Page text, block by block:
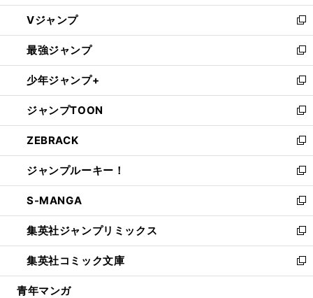
ウ
ィ
ン
ド
ウ
で
開
く
し
い
ウ
ィ
ン
ド
ウ
で
開
く
Vジャンプ
新
し
い
ウ
ィ
ン
ド
ウ
で
開
く
最強ジャンプ
新
し
い
ウ
ィ
ン
ド
ウ
で
開
く
少年ジャンプ+
新
し
い
ウ
ィ
ン
ド
ウ
で
開
く
ジャンプTOON
新
し
い
ウ
ィ
ン
ド
ウ
で
開
く
ZEBRACK
新
し
い
ウ
ィ
ン
ド
ウ
で
開
ジャンプルーキー！
新
し
い
ウ
ィ
ン
ド
ウ
S-MANGA
新
し
い
ウ
ィ
ン
集英社ジャンプリミックス
新
し
い
ウ
集英社コミック文庫
新
し
青年マンガ